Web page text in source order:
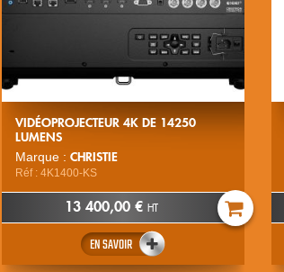
VIDÉOPROJECTEUR 4K DE 14250
LUMENS
Marque : CHRISTIE
Réf : 4K1400-KS
13 400,00 €HT
EN SAVOIR